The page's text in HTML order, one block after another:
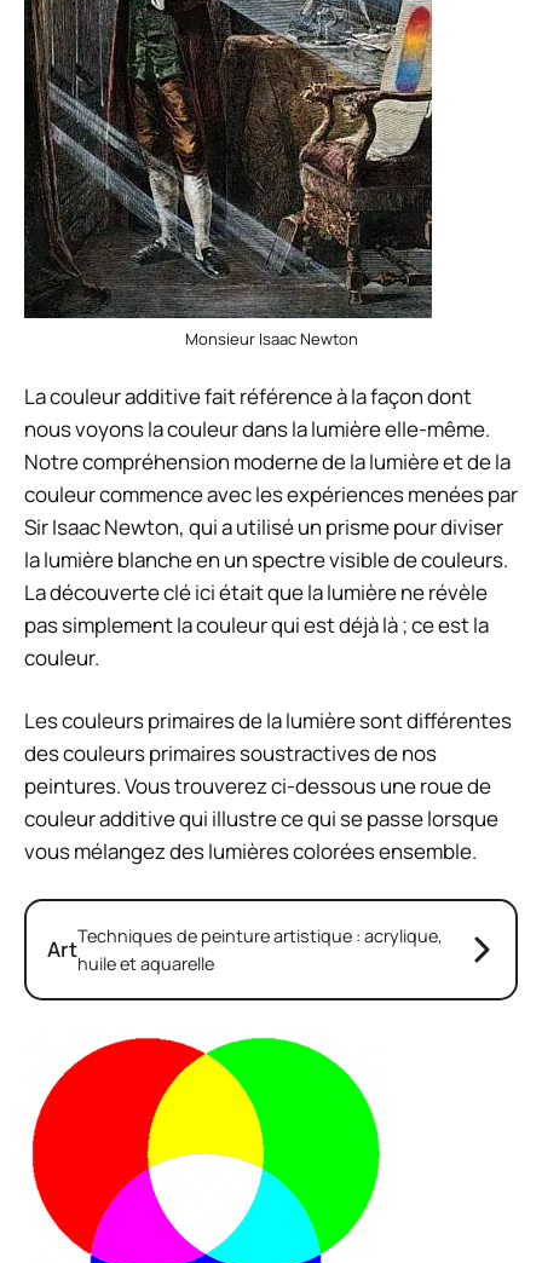
Monsieur Isaac Newton
La couleur additive fait référence à la façon dont
nous voyons la couleur dans la lumière elle-même.
Notre compréhension moderne de la lumière et de la
couleur commence avec les expériences menées par
Sir Isaac Newton, qui a utilisé un prisme pour diviser
la lumière blanche en un spectre visible de couleurs.
La découverte clé ici était que la lumière ne révèle
pas simplement la couleur qui est déjà là ; ceestla
couleur.
Les couleurs primaires de la lumière sont différentes
des couleurs primaires soustractives de nos
peintures. Vous trouverez ci-dessous une roue de
couleur additive qui illustre ce qui se passe lorsque
vous mélangez des lumières colorées ensemble.
ArtTechniques de peinture artistique : acrylique,
huile et aquarelle